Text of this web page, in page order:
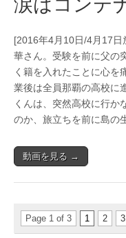
[2016年4月10日/4月17
華さん。受験を前に父の
く籍を入れたことに心を
業後は全員那覇の高校に
くんは、突然高校に行か
のか、旅立ちを前に島の
動画を見る →
Page 1 of 3 1 2 3